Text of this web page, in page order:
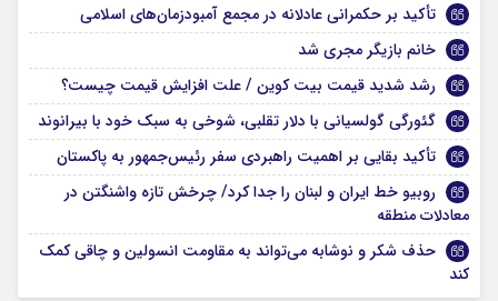
تأکید بر حکمرانی عادلانه در مجمع آمبودزمان‌های اسلامی
خانم بازیگر مجری شد
رشد شدید قیمت بیت کوین / علت افزایش قیمت چیست؟
گئورگی گولسیانی با دلار تقلبی، شوخی به سبک خود با بیرانوند
تأکید بقایی بر اهمیت راهبردی سفر رئیس‌جمهور به پاکستان
روبیو خط ایران و لبنان را جدا کرد/ چرخش تازه واشنگتن در
معادلات منطقه
حذف شکر و نوشابه می‌تواند به مقاومت انسولین و چاقی کمک
کند